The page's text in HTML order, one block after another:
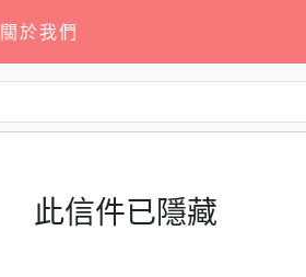
關於我們
此信件已隱藏